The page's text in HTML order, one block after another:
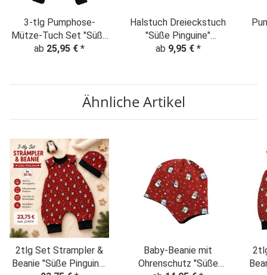
3-tlg Pumphose-
Mütze-Tuch Set "Süße
Pinguine" Weihnachten
ab 25,95 € *
Halstuch Dreieckstuch
"Süße Pinguine"
Weihnachten rot
ab 9,95 € *
Ähnliche Artikel
2tlg Set Strampler &
Beanie "Süße Pinguine"
Baby-Beanie mit
Ohrenschutz "Süße